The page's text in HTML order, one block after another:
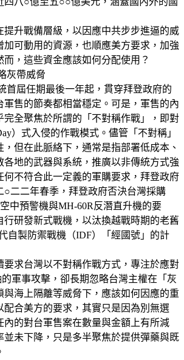
提升戰備層級，以因應中共步步進逼的威
加可動用的資源，也順應美方要求，加強
而，這些資金應該如何分配使用？
灰帶威脅
首屆任期最後一年起，貫穿拜登政府的
軍售的節奏都相當穩定。可是，軍售的內
完全聚焦於所謂的「不對稱作戰」，即對
）式入侵的作戰模式。儘管「不對稱」
但在此脈絡下，通常是指部署低成本、
各地的武器與系統，推廣以非傳統方式強
何不符合此一定義的軍購要求，拜登政府
○二二年春季，拜登政府否決台灣採購
中預警機與MH-60R反潛直升機的要
行研發新式戰機，以汰換越戰時期的老舊
自製防禦戰機（IDF）「經國號」的計
要求台灣以不對稱作戰方式，專注於應對
軍事攻擊，卻長期忽略台灣主權在「灰
與海上隔離等威脅下，應該如何因應的重
配合美方的要求，其實只是因為別無選
內的對台軍售案在數量與金額上有所減
並未下降，只是多半聚焦於提供彈藥與既